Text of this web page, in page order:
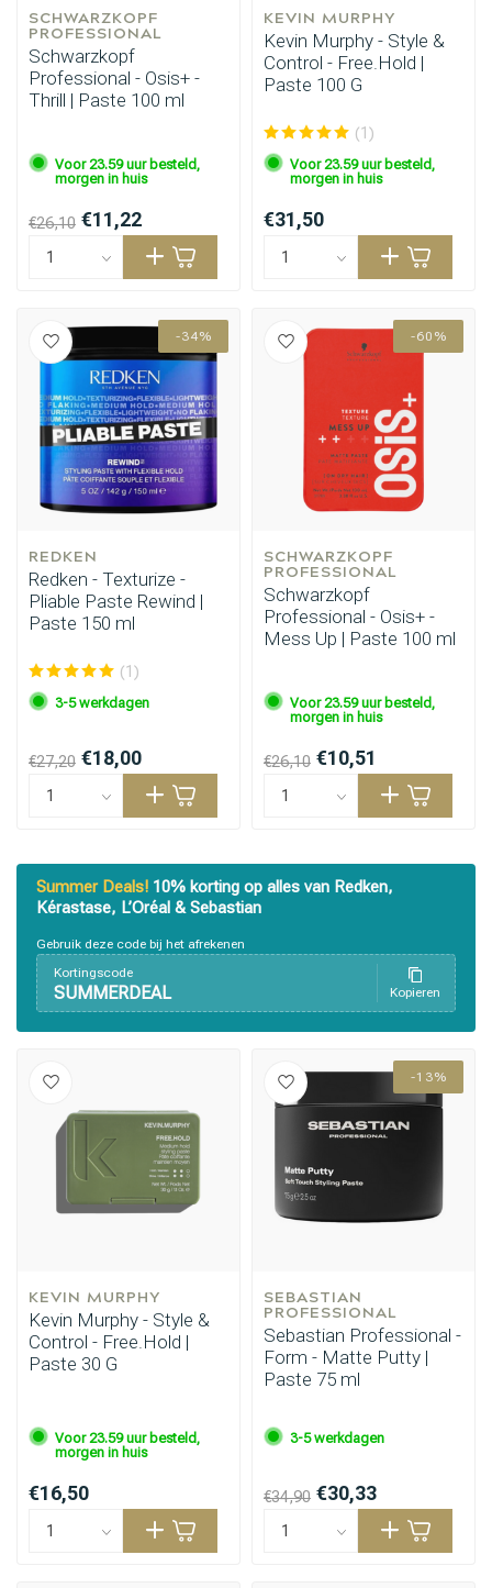
SCHWARZKOPF
PROFESSIONAL
Schwarzkopf
Professional - Osis+ -
Thrill | Paste 100 ml
Voor 23.59 uur besteld,
morgen in huis
€26,10 €11,22
KEVIN MURPHY
Kevin Murphy - Style &
Control - Free.Hold |
Paste 100 G
(1)
Voor 23.59 uur besteld,
morgen in huis
€31,50
-34%
REDKEN
Redken - Texturize -
Pliable Paste Rewind |
Paste 150 ml
(1)
3-5 werkdagen
€27,20 €18,00
-60%
SCHWARZKOPF
PROFESSIONAL
Schwarzkopf
Professional - Osis+ -
Mess Up | Paste 100 ml
Voor 23.59 uur besteld,
morgen in huis
€26,10 €10,51
Summer Deals! 10% korting op alles van Redken,
Kérastase, L’Oréal & Sebastian
Gebruik deze code bij het afrekenen
Kortingscode
SUMMERDEAL Kopieren
KEVIN MURPHY
Kevin Murphy - Style &
Control - Free.Hold |
Paste 30 G
Voor 23.59 uur besteld,
morgen in huis
€16,50
-13%
SEBASTIAN
PROFESSIONAL
Sebastian Professional -
Form - Matte Putty |
Paste 75 ml
3-5 werkdagen
€34,90 €30,33